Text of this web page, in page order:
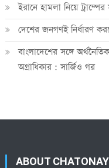
ইরানে হামলা নিয়ে
দেশের জনগণই নির্ধারণ
বাংলাদেশের সঙ্গে
অগ্রাধিকার : সার্জিও গর
ABOUT